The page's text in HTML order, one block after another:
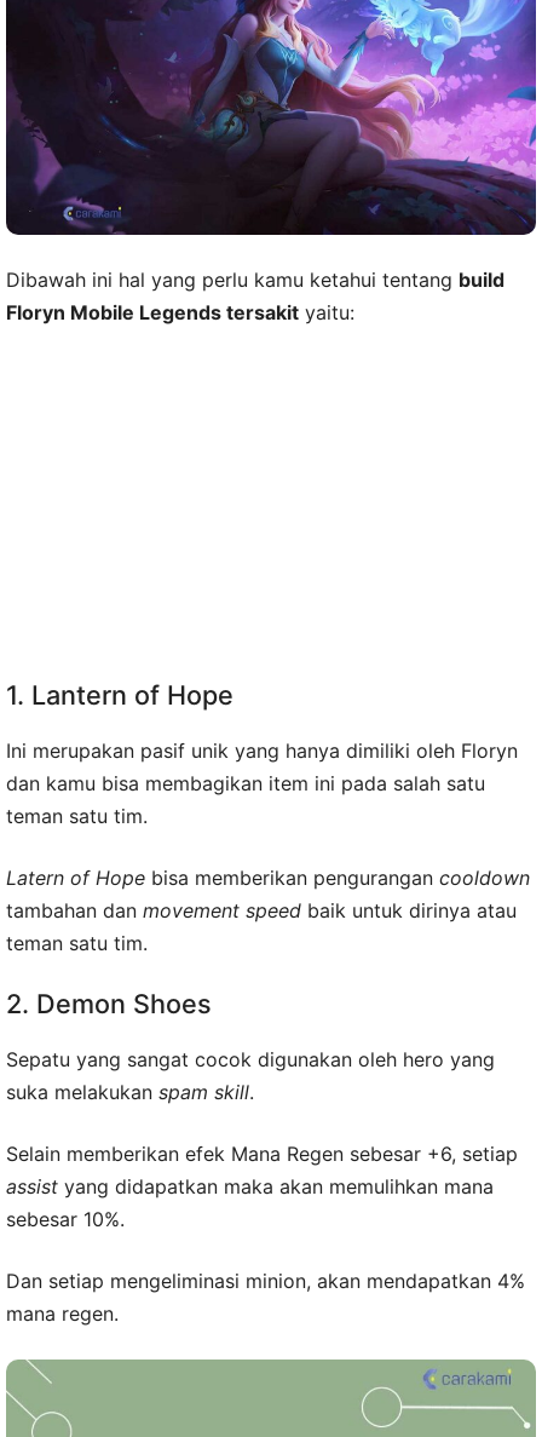
Dibawah ini hal yang perlu kamu ketahui tentang build
Floryn Mobile Legends tersakit yaitu:
1. Lantern of Hope
Ini merupakan pasif unik yang hanya dimiliki oleh Floryn
dan kamu bisa membagikan item ini pada salah satu
teman satu tim.
Latern of Hope bisa memberikan pengurangan cooldown
tambahan dan movement speed baik untuk dirinya atau
teman satu tim.
2. Demon Shoes
Sepatu yang sangat cocok digunakan oleh hero yang
suka melakukan spam skill.
Selain memberikan efek Mana Regen sebesar +6, setiap
assist yang didapatkan maka akan memulihkan mana
sebesar 10%.
Dan setiap mengeliminasi minion, akan mendapatkan 4%
mana regen.